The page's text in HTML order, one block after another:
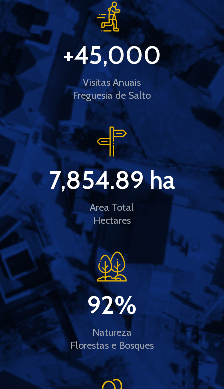
Visitas Anuais
Freguesia de Salto
+45,000
Area Total
Hectares
7,854.89 ha
Natureza
Florestas e Bosques
92%